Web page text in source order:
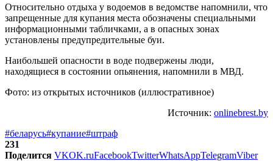
Относительно отдыха у водоемов в ведомстве напомнили, что
запрещенные для купания места обозначены специальными
информационными табличками, а в опасных зонах
установлены предупредительные буи.
Наибольшей опасности в воде подвержены люди,
находящиеся в состоянии опьянения, напомнили в МВД.
Фото: из открытых источников (иллюстративное)
Источник: onlinebrest.by
#беларусь#купание#штраф
231
Поделится VKOK.ruFacebookTwitterWhatsAppTelegramViber